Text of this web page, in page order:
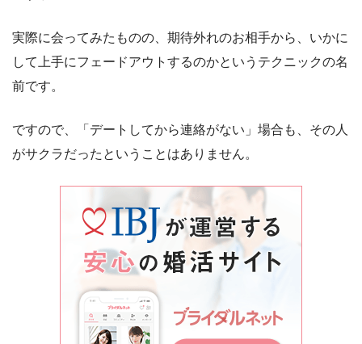
実際に会ってみたものの、期待外れのお相手から、いかに
して上手にフェードアウトするのかというテクニックの名
前です。
ですので、「デートしてから連絡がない」場合も、その人
がサクラだったということはありません。